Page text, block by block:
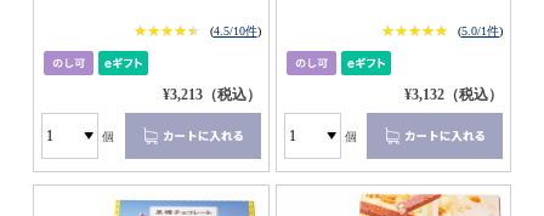
★★★★★
★★★★★ (4.5/10件)
¥3,213（税込）
個
★★★★★
★★★★★ (5.0/1件)
¥3,132（税込）
個